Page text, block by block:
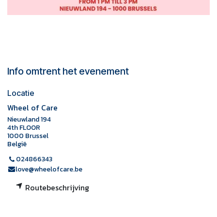
Info omtrent het evenement
Locatie
Wheel of Care
Nieuwland 194
4th FLOOR
1000 Brussel
België
024866343
love@wheelofcare.be
Routebeschrijving